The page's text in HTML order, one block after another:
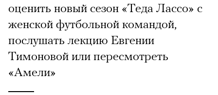
оценить новый сезон «Теда Лассо» с
женской футбольной командой,
послушать лекцию Евгении
Тимоновой или пересмотреть
«Амели»